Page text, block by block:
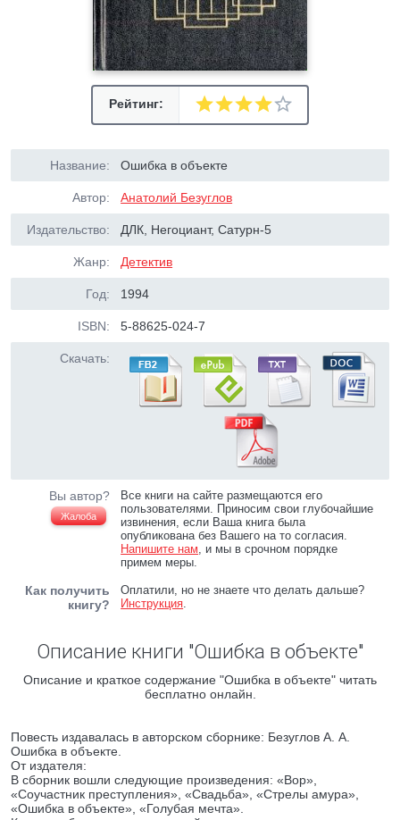
Рейтинг:
Название: Ошибка в объекте
Автор: Анатолий Безуглов
Издательство: ДЛК, Негоциант, Сатурн-5
Жанр: Детектив
Год: 1994
ISBN: 5-88625-024-7
Скачать:
Вы автор?
Жалоба
Все книги на сайте размещаются его
пользователями. Приносим свои глубочайшие
извинения, если Ваша книга была
опубликована без Вашего на то согласия.
Напишите нам, и мы в срочном порядке
примем меры.
Как получить
книгу?
Оплатили, но не знаете что делать дальше?
Инструкция.
Описание книги "Ошибка в объекте"
Описание и краткое содержание "Ошибка в объекте" читать
бесплатно онлайн.
Повесть издавалась в авторском сборнике: Безуглов А. А.
Ошибка в объекте.
От издателя:
В сборник вошли следующие произведения: «Вор»,
«Соучастник преступления», «Свадьба», «Стрелы амура»,
«Ошибка в объекте», «Голубая мечта».